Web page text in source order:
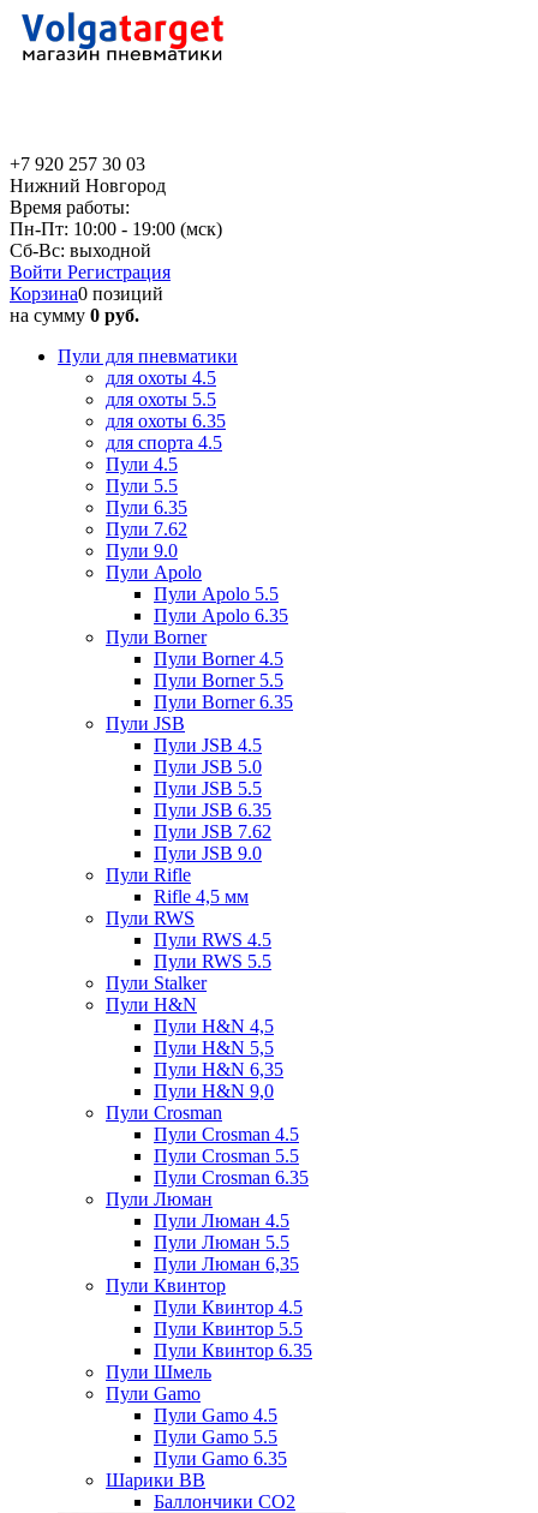
+7 920 257 30 03
Нижний Новгород
Время работы:
Пн-Пт: 10:00 - 19:00 (мск)
Сб-Вс: выходной
Войти Регистрация
Корзина0 позиций
на сумму 0 руб.
Пули для пневматики
для охоты 4.5
для охоты 5.5
для охоты 6.35
для спорта 4.5
Пули 4.5
Пули 5.5
Пули 6.35
Пули 7.62
Пули 9.0
Пули Apolo
Пули Apolo 5.5
Пули Apolo 6.35
Пули Borner
Пули Borner 4.5
Пули Borner 5.5
Пули Borner 6.35
Пули JSB
Пули JSB 4.5
Пули JSB 5.0
Пули JSB 5.5
Пули JSB 6.35
Пули JSB 7.62
Пули JSB 9.0
Пули Rifle
Rifle 4,5 мм
Пули RWS
Пули RWS 4.5
Пули RWS 5.5
Пули Stalker
Пули H&N
Пули H&N 4,5
Пули H&N 5,5
Пули H&N 6,35
Пули H&N 9,0
Пули Crosman
Пули Crosman 4.5
Пули Crosman 5.5
Пули Crosman 6.35
Пули Люман
Пули Люман 4.5
Пули Люман 5.5
Пули Люман 6,35
Пули Квинтор
Пули Квинтор 4.5
Пули Квинтор 5.5
Пули Квинтор 6.35
Пули Шмель
Пули Gamo
Пули Gamo 4.5
Пули Gamo 5.5
Пули Gamo 6.35
Шарики BB
Баллончики CO2